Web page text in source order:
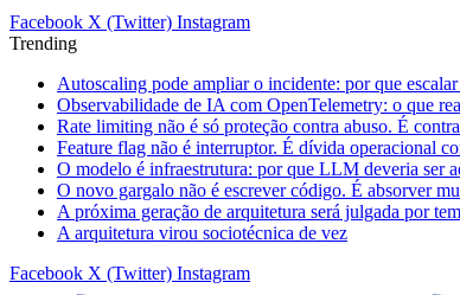
Facebook X (Twitter) Instagram
Trending
Autoscaling pode ampliar o incidente: por que
Observabilidade de IA com OpenTelemetry: o que
Rate limiting não é só proteção contra abuso. É
Feature flag não é interruptor. É dívida operacional
O modelo é infraestrutura: por que LLM deveria ser
O novo gargalo não é escrever código. É absorver
A próxima geração de arquitetura será julgada por
A arquitetura virou sociotécnica de vez
Facebook X (Twitter) Instagram